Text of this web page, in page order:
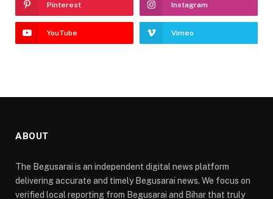
Pinterest Instagram
YouTube Vimeo
ABOUT
The Begusarai is an independent digital news platform
delivering accurate and timely Begusarai news. We focus on
verified local reporting from Begusarai and Bihar that truly